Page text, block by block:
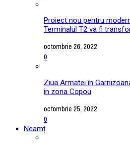
Proiect nou pentru
Terminalul T2 va fi
octombrie 26, 2022
0
Ziua Armatei în
în zona Copou
octombrie 25, 2022
0
Neamț